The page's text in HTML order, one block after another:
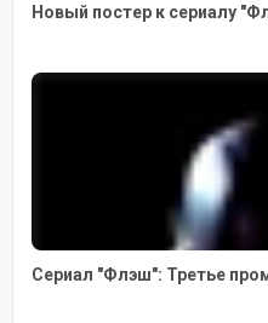
Новый постер к сериалу
Сериал "Флэш": Третье